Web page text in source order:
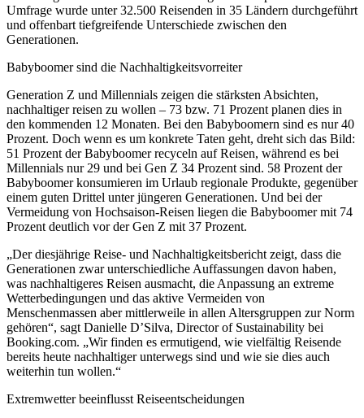
Umfrage wurde unter 32.500 Reisenden in 35 Ländern durchgeführt
und offenbart tiefgreifende Unterschiede zwischen den
Generationen.
Babyboomer sind die Nachhaltigkeitsvorreiter
Generation Z und Millennials zeigen die stärksten Absichten,
nachhaltiger reisen zu wollen – 73 bzw. 71 Prozent planen dies in
den kommenden 12 Monaten. Bei den Babyboomern sind es nur 40
Prozent. Doch wenn es um konkrete Taten geht, dreht sich das Bild:
51 Prozent der Babyboomer recyceln auf Reisen, während es bei
Millennials nur 29 und bei Gen Z 34 Prozent sind. 58 Prozent der
Babyboomer konsumieren im Urlaub regionale Produkte, gegenüber
einem guten Drittel unter jüngeren Generationen. Und bei der
Vermeidung von Hochsaison-Reisen liegen die Babyboomer mit 74
Prozent deutlich vor der Gen Z mit 37 Prozent.
„Der diesjährige Reise- und Nachhaltigkeitsbericht zeigt, dass die
Generationen zwar unterschiedliche Auffassungen davon haben,
was nachhaltigeres Reisen ausmacht, die Anpassung an extreme
Wetterbedingungen und das aktive Vermeiden von
Menschenmassen aber mittlerweile in allen Altersgruppen zur Norm
gehören“, sagt Danielle D’Silva, Director of Sustainability bei
Booking.com. „Wir finden es ermutigend, wie vielfältig Reisende
bereits heute nachhaltiger unterwegs sind und wie sie dies auch
weiterhin tun wollen.“
Extremwetter beeinflusst Reiseentscheidungen